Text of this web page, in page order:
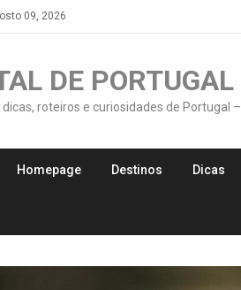
09, 2026
DE PORTUGAL
dicas, roteiros e curiosidades de Portugal –
Homepage Destinos Dicas